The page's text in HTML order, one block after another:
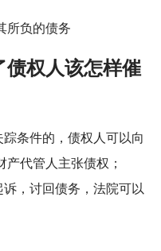
所负的债务
权人该怎样催
条件的，债权人可以向
代管人主张债权；
，讨回债务，法院可以